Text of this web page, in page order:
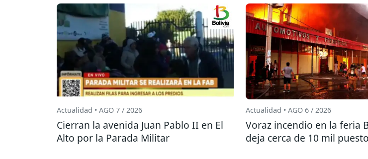
Actualidad • AGO 7 / 2026
Cierran la avenida Juan Pablo II en El
Alto por la Parada Militar
Actualidad • AGO 6 / 2026
Voraz incendio en la feria
deja cerca de 10 mil